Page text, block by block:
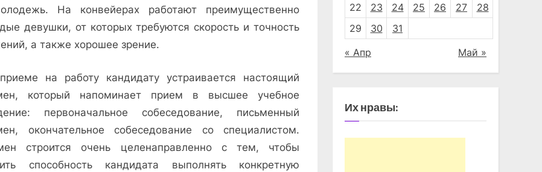
На конвейерах работают преимущественно
девушки, от которых требуются скорость и точность
а также хорошее зрение.
на работу кандидату устраивается настоящий
который напоминает прием в высшее учебное
первоначальное собеседование, письменный
окончательное собеседование со специалистом.
строится очень целенаправленно с тем, чтобы
способность кандидата выполнять конкретную
22
23 24 25 26 27
28
29
30 31
« Апр Май »
Их нравы: